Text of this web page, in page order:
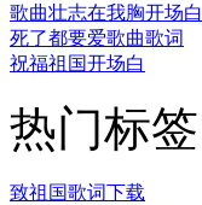
歌曲壮志在我胸开场白
死了都要爱歌曲歌词
祝福祖国开场白
热门标签
致祖国歌词下载